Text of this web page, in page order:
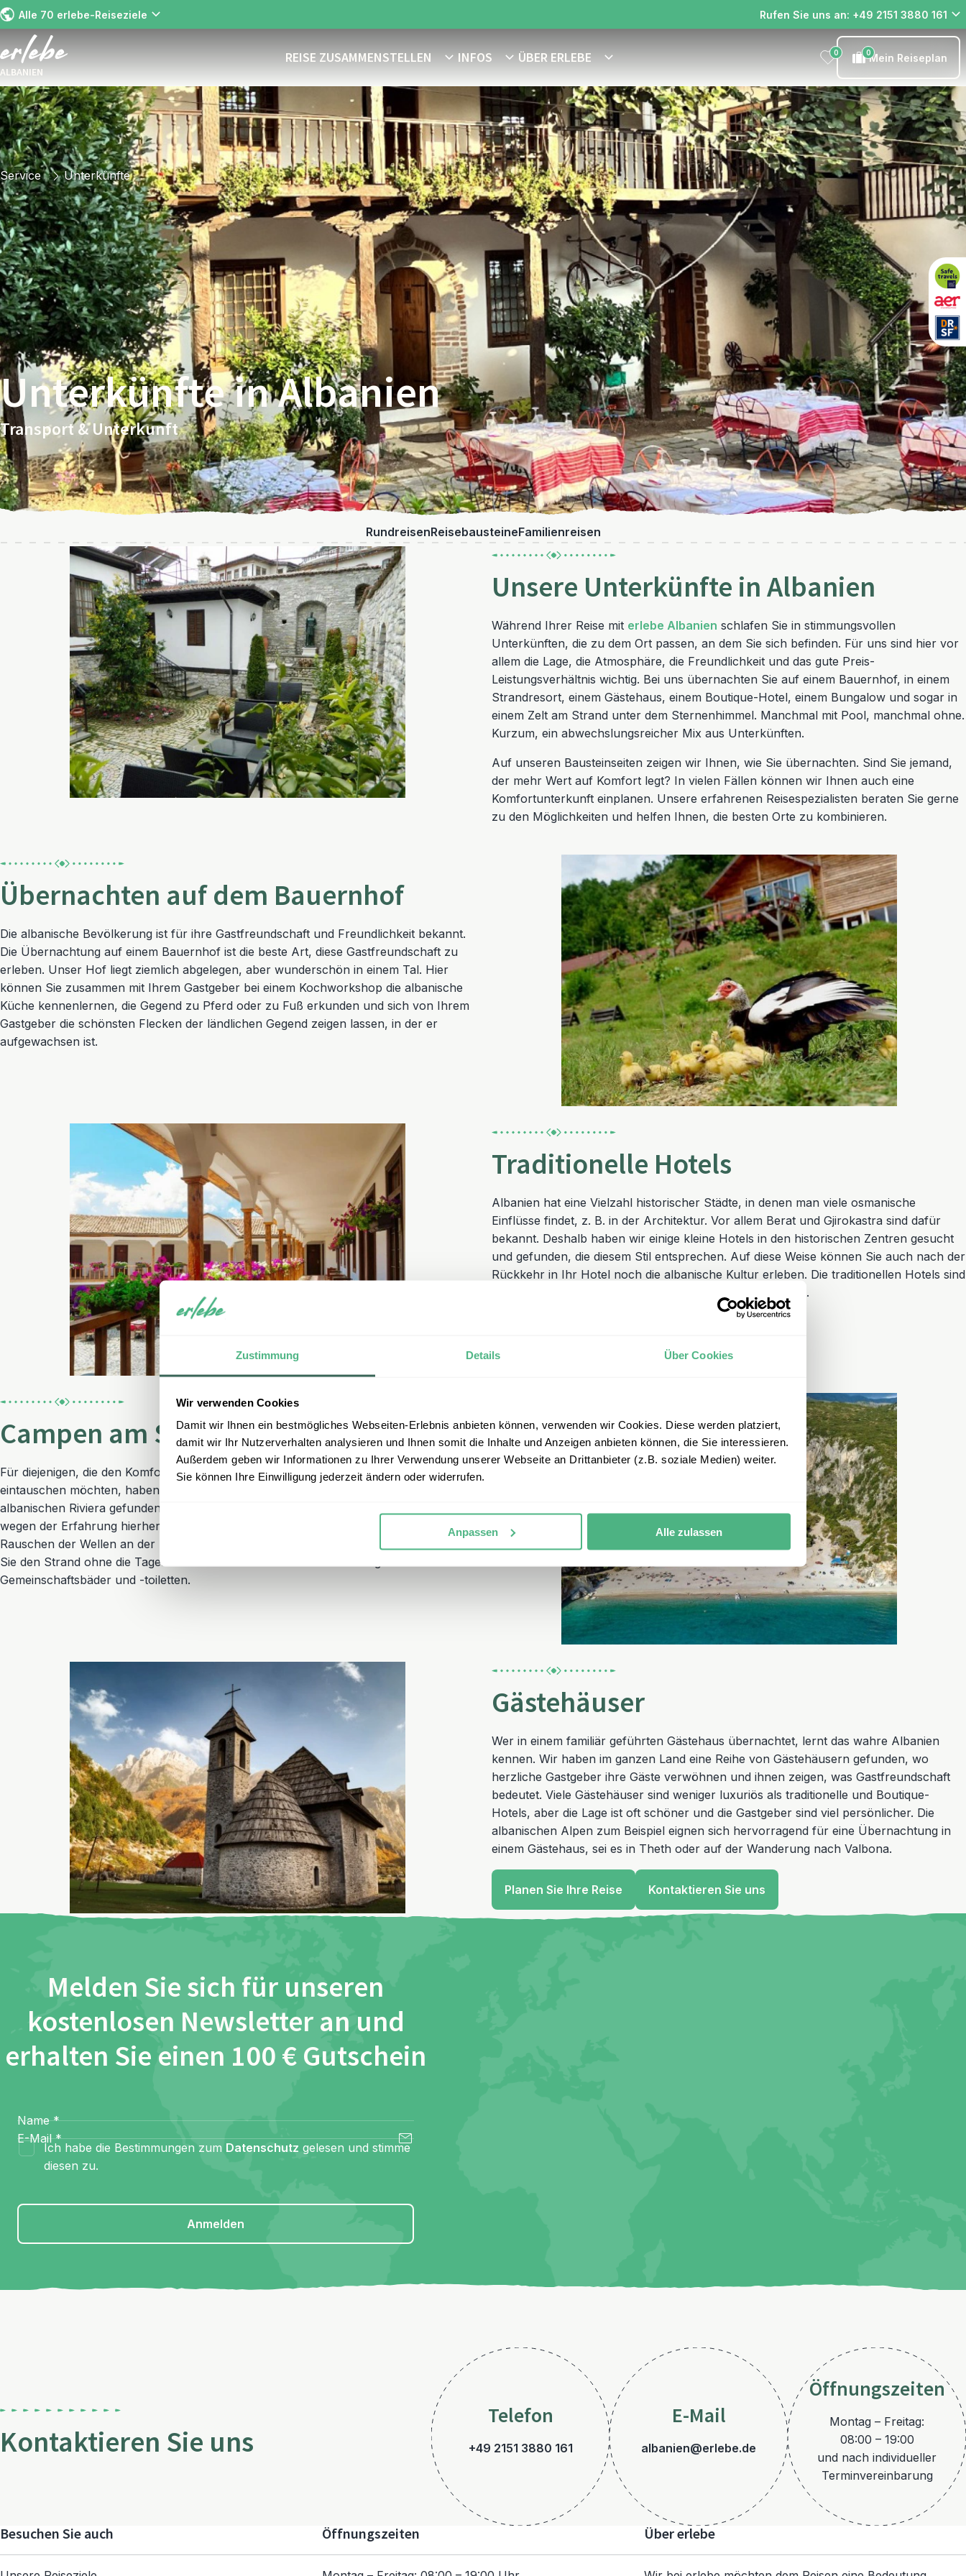
Zustimmung Details Über Cookies
Wir verwenden Cookies
Damit wir Ihnen ein bestmögliches Webseiten-Erlebnis anbieten können, verwenden wir Cookies. Diese werden platziert,
damit wir Ihr Nutzerverhalten analysieren und Ihnen somit die Inhalte und Anzeigen anbieten können, die Sie interessieren.
Außerdem geben wir Informationen zu Ihrer Verwendung unserer Webseite an Drittanbieter (z.B. soziale Medien) weiter.
Sie können Ihre Einwilligung jederzeit ändern oder widerrufen.
Anpassen Alle zulassen
Alle 70 erlebe-Reiseziele Rufen Sie uns an: +49 2151 3880 161
ALBANIEN
REISE ZUSAMMENSTELLEN INFOS ÜBER ERLEBE 0 0Mein Reiseplan
Service Unterkünfte
Unterkünfte in Albanien
Transport & Unterkunft
RundreisenReisebausteineFamilienreisen
Unsere Unterkünfte in Albanien
Während Ihrer Reise mit erlebe Albanien schlafen Sie in stimmungsvollen
Unterkünften, die zu dem Ort passen, an dem Sie sich befinden. Für uns sind hier vor
allem die Lage, die Atmosphäre, die Freundlichkeit und das gute Preis-
Leistungsverhältnis wichtig. Bei uns übernachten Sie auf einem Bauernhof, in einem
Strandresort, einem Gästehaus, einem Boutique-Hotel, einem Bungalow und sogar in
einem Zelt am Strand unter dem Sternenhimmel. Manchmal mit Pool, manchmal ohne.
Kurzum, ein abwechslungsreicher Mix aus Unterkünften.
Auf unseren Bausteinseiten zeigen wir Ihnen, wie Sie übernachten. Sind Sie jemand,
der mehr Wert auf Komfort legt? In vielen Fällen können wir Ihnen auch eine
Komfortunterkunft einplanen. Unsere erfahrenen Reisespezialisten beraten Sie gerne
zu den Möglichkeiten und helfen Ihnen, die besten Orte zu kombinieren.
Übernachten auf dem Bauernhof
Die albanische Bevölkerung ist für ihre Gastfreundschaft und Freundlichkeit bekannt.
Die Übernachtung auf einem Bauernhof ist die beste Art, diese Gastfreundschaft zu
erleben. Unser Hof liegt ziemlich abgelegen, aber wunderschön in einem Tal. Hier
können Sie zusammen mit Ihrem Gastgeber bei einem Kochworkshop die albanische
Küche kennenlernen, die Gegend zu Pferd oder zu Fuß erkunden und sich von Ihrem
Gastgeber die schönsten Flecken der ländlichen Gegend zeigen lassen, in der er
aufgewachsen ist.
Traditionelle Hotels
Albanien hat eine Vielzahl historischer Städte, in denen man viele osmanische
Einflüsse findet, z. B. in der Architektur. Vor allem Berat und Gjirokastra sind dafür
bekannt. Deshalb haben wir einige kleine Hotels in den historischen Zentren gesucht
und gefunden, die diesem Stil entsprechen. Auf diese Weise können Sie auch nach der
Rückkehr in Ihr Hotel noch die albanische Kultur erleben. Die traditionellen Hotels sind
jedoch mit allen modernen Annehmlichkeiten ausgestattet.
Campen am Strand: back to basic
Für diejenigen, die den Komfort von Hotels gegen abenteuerliches Camping
eintauschen möchten, haben wir eine Zeltunterkunft am Strand von Gjipe an der
albanischen Riviera gefunden. Die Zelte sind einfach, man kommt also hauptsächlich
wegen der Erfahrung hierher. Beobachten Sie den Sternenhimmel, während Sie das
Rauschen der Wellen an der Küste hören. Bei diesem besonderen Aufenthalt haben
Sie den Strand ohne die Tagestouristen. Auf dem Grundstück selbst gibt es
Gemeinschaftsbäder und -toiletten.
Gästehäuser
Wer in einem familiär geführten Gästehaus übernachtet, lernt das wahre Albanien
kennen. Wir haben im ganzen Land eine Reihe von Gästehäusern gefunden, wo
herzliche Gastgeber ihre Gäste verwöhnen und ihnen zeigen, was Gastfreundschaft
bedeutet. Viele Gästehäuser sind weniger luxuriös als traditionelle und Boutique-
Hotels, aber die Lage ist oft schöner und die Gastgeber sind viel persönlicher. Die
albanischen Alpen zum Beispiel eignen sich hervorragend für eine Übernachtung in
einem Gästehaus, sei es in Theth oder auf der Wanderung nach Valbona.
Planen Sie Ihre Reise Kontaktieren Sie uns
Melden Sie sich für unseren
kostenlosen Newsletter an und
erhalten Sie einen 100 € Gutschein
Name *
E-Mail *
Ich habe die Bestimmungen zum Datenschutz gelesen und stimme
diesen zu.
Anmelden
Kontaktieren Sie uns
Telefon
+49 2151 3880 161
E-Mail
albanien@erlebe.de
Öffnungszeiten
Montag – Freitag:
08:00 – 19:00
und nach individueller
Terminvereinbarung
Besuchen Sie auch Öffnungszeiten Über erlebe